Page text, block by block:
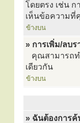
โดยตรง เช่น
เห็นข้อความ
ข้างบน
» การเพิ่ม/ลบ
คุณสามารถท
เดียวกัน
ข้างบน
» ฉันต้องการค้